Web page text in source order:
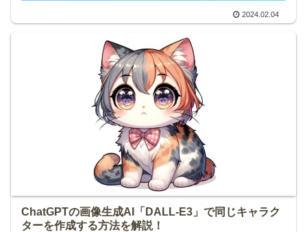
2024.02.04
ChatGPTの画像生成AI「DALL-E3」で同じキャラク
ターを作成する方法を解説！